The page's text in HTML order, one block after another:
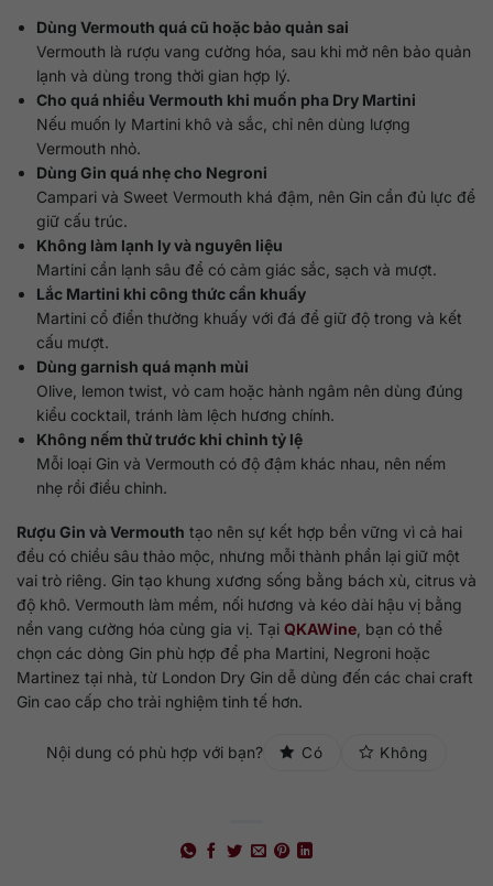
Dùng Vermouth quá cũ hoặc bảo quản sai
Vermouth là rượu vang cường hóa, sau khi mở nên bảo quản
lạnh và dùng trong thời gian hợp lý.
Cho quá nhiều Vermouth khi muốn pha Dry Martini
Nếu muốn ly Martini khô và sắc, chỉ nên dùng lượng
Vermouth nhỏ.
Dùng Gin quá nhẹ cho Negroni
Campari và Sweet Vermouth khá đậm, nên Gin cần đủ lực để
giữ cấu trúc.
Không làm lạnh ly và nguyên liệu
Martini cần lạnh sâu để có cảm giác sắc, sạch và mượt.
Lắc Martini khi công thức cần khuấy
Martini cổ điển thường khuấy với đá để giữ độ trong và kết
cấu mượt.
Dùng garnish quá mạnh mùi
Olive, lemon twist, vỏ cam hoặc hành ngâm nên dùng đúng
kiểu cocktail, tránh làm lệch hương chính.
Không nếm thử trước khi chỉnh tỷ lệ
Mỗi loại Gin và Vermouth có độ đậm khác nhau, nên nếm
nhẹ rồi điều chỉnh.
Rượu Gin và Vermouth tạo nên sự kết hợp bền vững vì cả hai
đều có chiều sâu thảo mộc, nhưng mỗi thành phần lại giữ một
vai trò riêng. Gin tạo khung xương sống bằng bách xù, citrus và
độ khô. Vermouth làm mềm, nối hương và kéo dài hậu vị bằng
nền vang cường hóa cùng gia vị. Tại QKAWine , bạn có thể
chọn các dòng Gin phù hợp để pha Martini, Negroni hoặc
Martinez tại nhà, từ London Dry Gin dễ dùng đến các chai craft
Gin cao cấp cho trải nghiệm tinh tế hơn.
Nội dung có phù hợp với bạn? Có Không